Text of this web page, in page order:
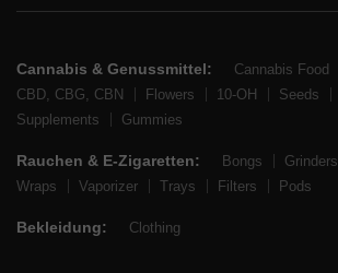
Cannabis & Genussmittel:
Cannabis Food
CBD, CBG, CBN
Flowers 10-OH Seeds
Supplements
Gummies
Rauchen & E-Zigaretten: Bongs Grinders
Wraps
Vaporizer Trays Filters Pods
Bekleidung: Clothing